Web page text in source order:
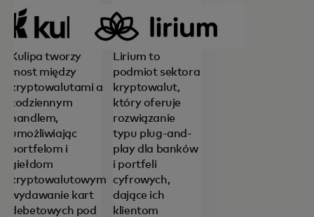
Kulipa tworzy
most między
kryptowalutami a
codziennym
handlem,
umożliwiając
portfelom i
giełdom
kryptowalutowym
wydawanie kart
debetowych pod
Lirium to
podmiot sektora
kryptowalut,
który oferuje
rozwiązanie
typu plug-and-
play dla banków
i portfeli
cyfrowych,
dające ich
klientom